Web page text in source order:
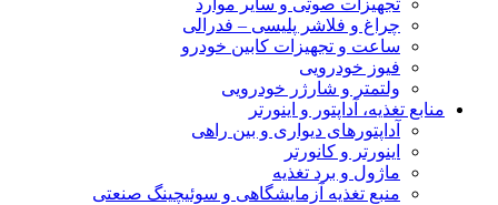
تجهیزات صوتی و سایر موارد
چراغ و فلاشر پلیسی – فدرالی
ساعت و تجهیزات کابین خودرو
فیوز خودرویی
ولتمتر و شارژر خودرویی
منابع تغذیه، آداپتور و اینورتر
آداپتورهای دیواری و بین راهی
اینورتر و کانورتر
ماژول و برد تغذیه
منبع تغذیه آزمایشگاهی و سوئیچینگ صنعتی